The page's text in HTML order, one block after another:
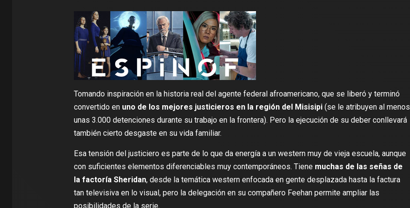
Tomando inspiración en la historia real del agente federal afroamericano, que se liberó y terminó
convertido en uno de los mejores justicieros en la región del Misisipi(se le atribuyen al menos
unas 3.000 detenciones durante su trabajo en la frontera). Pero la ejecución de su deber conllevará
también cierto desgaste en su vida familiar.
Esa tensión del justiciero es parte de lo que da energía a un western muy de vieja escuela, aunque
con suficientes elementos diferenciables muy contemporáneos. Tiene muchas de las señas de
la factoría Sheridan, desde la temática western enfocada en gente desplazada hasta la factura
tan televisiva en lo visual, pero la delegación en su compañero Feehan permite ampliar las
posibilidades de la serie.